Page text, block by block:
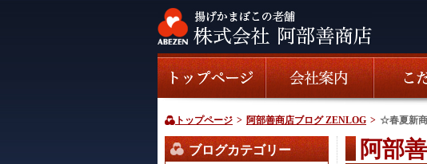
トップページ > 阿部善商店ブログ ZENLOG > ☆春夏新
ブログカテゴリー 阿部